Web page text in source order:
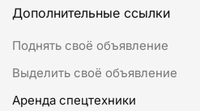
Дополнительные ссылки
Поднять своё объявление
Выделить своё объявление
Аренда спецтехники